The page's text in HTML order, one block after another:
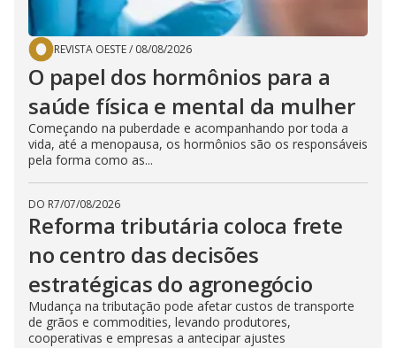
REVISTA OESTE/ 08/08/2026
O papel dos hormônios para a
saúde física e mental da mulher
Começando na puberdade e acompanhando por toda a
vida, até a menopausa, os hormônios são os responsáveis
pela forma como as...
DO R7/07/08/2026
Reforma tributária coloca frete
no centro das decisões
estratégicas do agronegócio
Mudança na tributação pode afetar custos de transporte
de grãos e commodities, levando produtores,
cooperativas e empresas a antecipar ajustes